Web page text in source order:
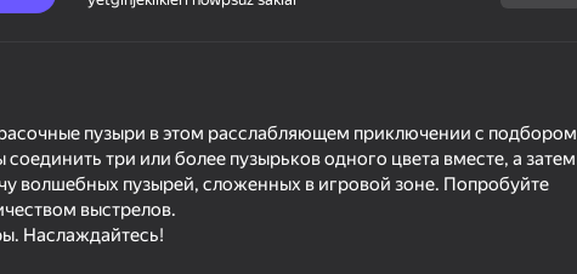
пузыри в этом расслабляющем приключении с подбором
три или более пузырьков одного цвета вместе, а затем
волшебных пузырей, сложенных в игровой зоне. Попробуйте
выстрелов.
Наслаждайтесь!